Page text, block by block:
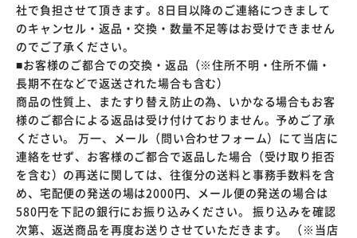
社で負担させて頂きます。8日目以降のご連絡につきまして
のキャンセル・返品・交換・数量不足等はお受けできません
のでご了承ください。
■お客様のご都合での交換・返品（※住所不明・住所不備・
長期不在などで返送された場合も含む）
商品の性質上、またすり替え防止の為、いかなる場合もお客
様のご都合による返品は受け付けておりません。予めご了承
ください。 万一、メール（問い合わせフォーム）にて当店に
連絡をせず、お客様のご都合で返品した場合（受け取り拒否
を含む）の再送に関しては、往復分の送料と事務手数料を含
め、宅配便の発送の場は2000円、メール便の発送の場合は
580円を下記の銀行にお振り込みください。 振り込みを確認
次第、返送商品を再度お送りさせていただきます。 （※当店